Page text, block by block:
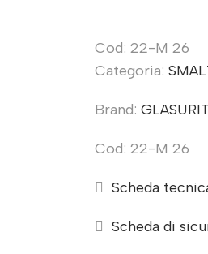
Cod: 22-M 26
Categoria:
Brand: GLASURIT
Cod: 22-M 26
Scheda
Scheda di